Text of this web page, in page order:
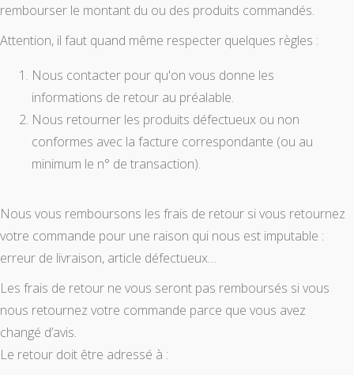
rembourser le montant du ou des produits commandés.
Attention, il faut quand même respecter quelques règles :
Nous contacter pour qu'on vous donne les
informations de retour au préalable.
Nous retourner les produits défectueux ou non
conformes avec la facture correspondante (ou au
minimum le n° de transaction).
Nous vous remboursons les frais de retour si vous retournez
votre commande pour une raison qui nous est imputable :
erreur de livraison, article défectueux…
Les frais de retour ne vous seront pas remboursés si vous
nous retournez votre commande parce que vous avez
changé d’avis.
Le retour doit être adressé à :